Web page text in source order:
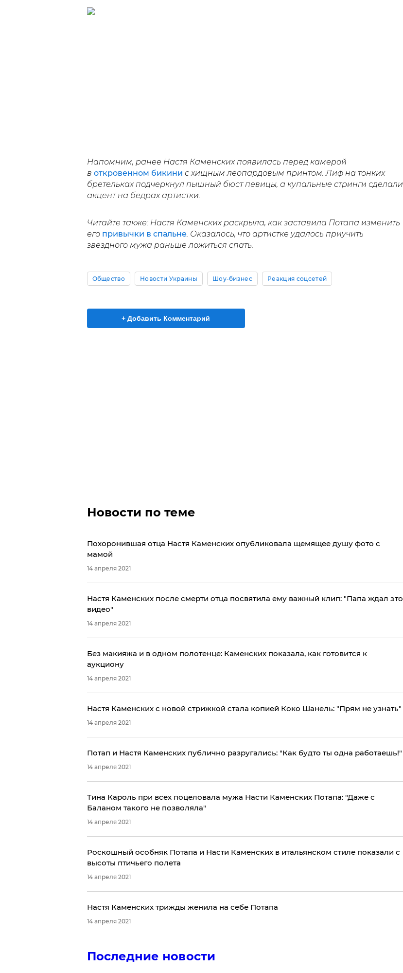
Напомним, ранее Настя Каменских появилась перед камерой
в откровенном бикини с хищным леопардовым принтом. Лиф на тонких
бретельках подчеркнул пышный бюст певицы, а купальные стринги сделали
акцент на бедрах артистки.
Читайте также: Настя Каменских раскрыла, как заставила Потапа изменить
егопривычки в спальне. Оказалось, что артистке удалось приучить
звездного мужа раньше ложиться спать.
Общество Новости Украины Шоу-бизнес Реакция соцсетей
+ Добавить Комментарий
Новости по теме
Похоронившая отца Настя Каменских опубликовала щемящее душу фото с
мамой
14 апреля 2021
Настя Каменских после смерти отца посвятила ему важный клип: "Папа ждал это
видео"
14 апреля 2021
Без макияжа и в одном полотенце: Каменских показала, как готовится к
аукциону
14 апреля 2021
Настя Каменских с новой стрижкой стала копией Коко Шанель: "Прям не узнать"
14 апреля 2021
Потап и Настя Каменских публично разругались: "Как будто ты одна работаешь!"
14 апреля 2021
Тина Кароль при всех поцеловала мужа Насти Каменских Потапа: "Даже с
Баланом такого не позволяла"
14 апреля 2021
Роскошный особняк Потапа и Насти Каменских в итальянском стиле показали с
высоты птичьего полета
14 апреля 2021
Настя Каменских трижды женила на себе Потапа
14 апреля 2021
Последние новости